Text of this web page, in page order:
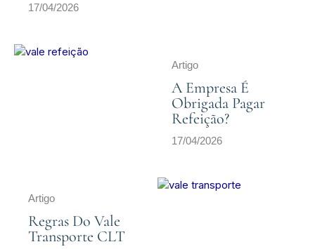
17/04/2026
Artigo
A Empresa É
Obrigada Pagar
Refeição?
17/04/2026
Artigo
Regras Do Vale
Transporte CLT